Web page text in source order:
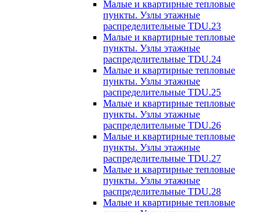
Малые и квартирные тепловые
пункты. Узлы этажные
распределительные TDU.23
Малые и квартирные тепловые
пункты. Узлы этажные
распределительные TDU.24
Малые и квартирные тепловые
пункты. Узлы этажные
распределительные TDU.25
Малые и квартирные тепловые
пункты. Узлы этажные
распределительные TDU.26
Малые и квартирные тепловые
пункты. Узлы этажные
распределительные TDU.27
Малые и квартирные тепловые
пункты. Узлы этажные
распределительные TDU.28
Малые и квартирные тепловые